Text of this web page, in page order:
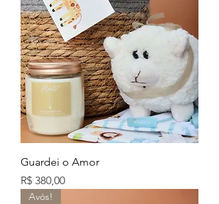
Guardei o Amor
Preço
R$ 380,00
Avós!